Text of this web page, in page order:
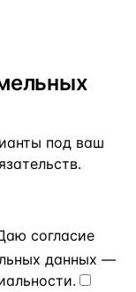
под ваш
согласие
данных —
.